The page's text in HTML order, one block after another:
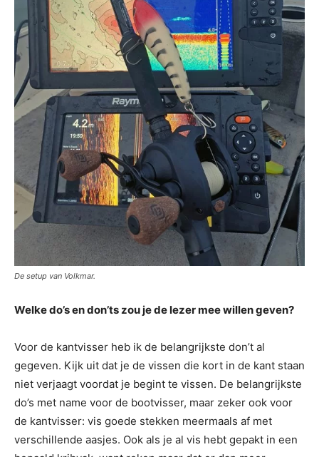
De setup van Volkmar.
Welke do’s en don’ts zou je de lezer mee willen geven?
Voor de kantvisser heb ik de belangrijkste don’t al
gegeven. Kijk uit dat je de vissen die kort in de kant staan
niet verjaagt voordat je begint te vissen. De belangrijkste
do’s met name voor de bootvisser, maar zeker ook voor
de kantvisser: vis goede stekken meermaals af met
verschillende aasjes. Ook als je al vis hebt gepakt in een